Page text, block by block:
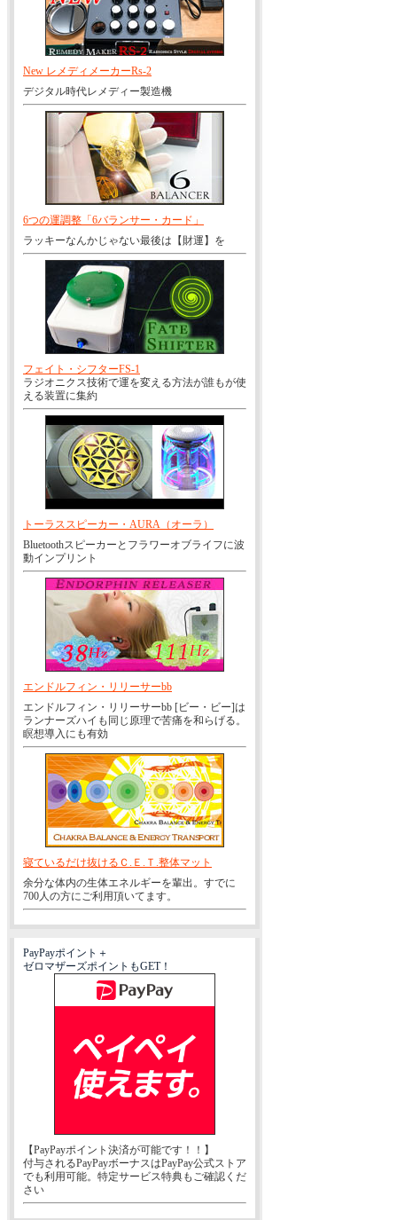
New レメディメーカーRs-2
デジタル時代レメディー製造機
6つの運調整「6バランサー・カード」
ラッキーなんかじゃない最後は【財運】を
フェイト・シフターFS-1
ラジオニクス技術で運を変える方法が誰もが使
える装置に集約
トーラススピーカー・AURA（オーラ）
Bluetoothスピーカーとフラワーオブライフに波
動インプリント
エンドルフィン・リリーサーbb
エンドルフィン・リリーサーbb [ビー・ビー]は
ランナーズハイも同じ原理で苦痛を和らげる。
瞑想導入にも有効
寝ているだけ抜けるＣ.Ｅ.Ｔ.整体マット
余分な体内の生体エネルギーを輩出。すでに
700人の方にご利用頂いてます。
PayPayポイント＋
ゼロマザーズポイントもGET！
【PayPayポイント決済が可能です！！】
付与されるPayPayボーナスはPayPay公式ストア
でも利用可能。特定サービス特典もご確認くだ
さい